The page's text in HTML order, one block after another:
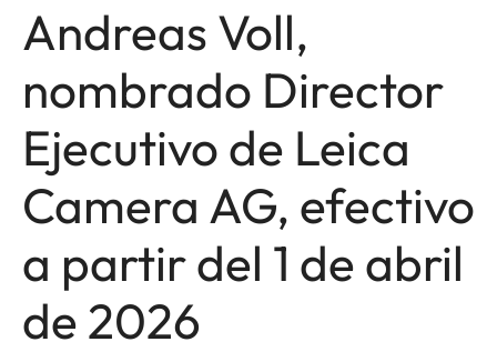
Andreas Voll,
nombrado Director
Ejecutivo de Leica
Camera AG, efectivo
a partir del 1 de abril
de 2026